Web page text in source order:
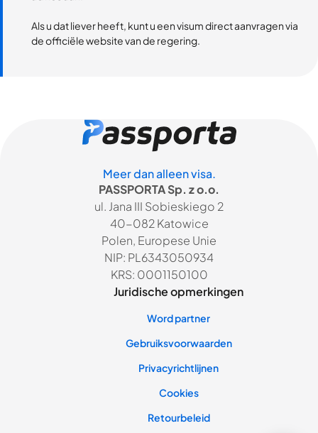
Als u dat liever heeft, kunt u een visum direct aanvragen via
de officiële website van de regering.
Meer dan alleen visa.
PASSPORTA Sp. z o.o.
ul. Jana III Sobieskiego 2
40-082 Katowice
Polen, Europese Unie
NIP: PL6343050934
KRS: 0001150100
Juridische opmerkingen
Word partner
Gebruiksvoorwaarden
Privacyrichtlijnen
Cookies
Retourbeleid